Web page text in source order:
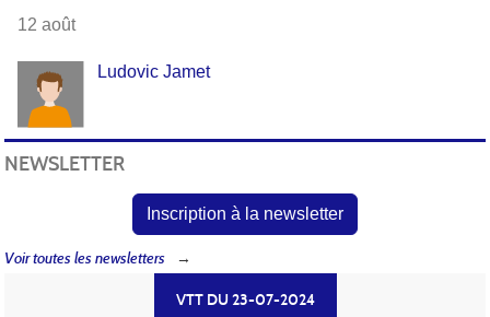
VTT DU 23-07-2024
12 août
Ludovic Jamet
NEWSLETTER
Inscription à la newsletter
Voir toutes les newsletters